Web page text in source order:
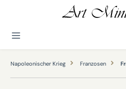
Napoleonischer Krieg Franzosen